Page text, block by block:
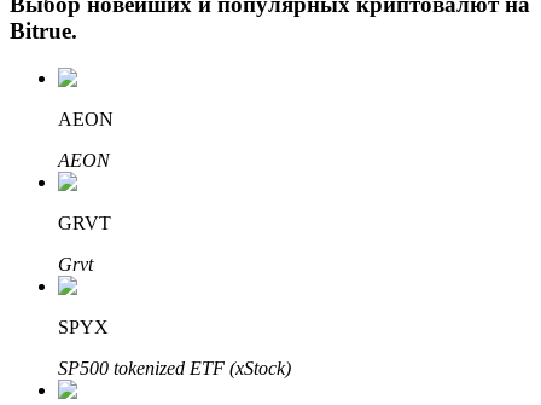
Получите долгосрочную прибыль и гибкие проценты
Bitrue.
AEON
AEON
GRVT
Grvt
SPYX
SP500 tokenized ETF (xStock)